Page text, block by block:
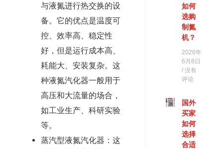
与液氮进行热交换的设
备。它的优点是温度可
控、效率高、稳定性
好，但是运行成本高、
耗能大、安装复杂。这
种液氮汽化器一般用于
高压和大流量的场合，
如工业生产、科研实验
等。
蒸汽型液氮汽化器：这
如何
选购
制氮
机？
2026年
6月8日
没有
评论
国外
买家
如何
选择
合适